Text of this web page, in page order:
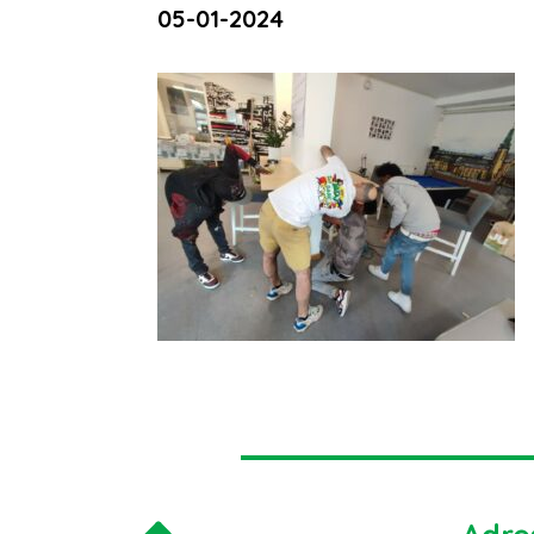
05-01-2024